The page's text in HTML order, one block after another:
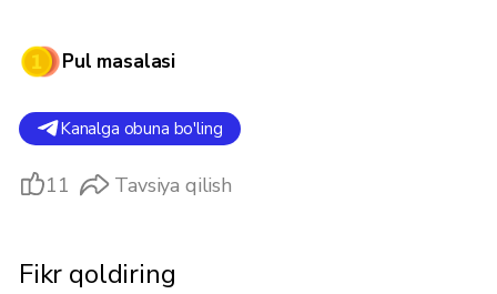
Pul masalasi
Kanalga obuna bo'ling
11 Tavsiya qilish
Fikr qoldiring